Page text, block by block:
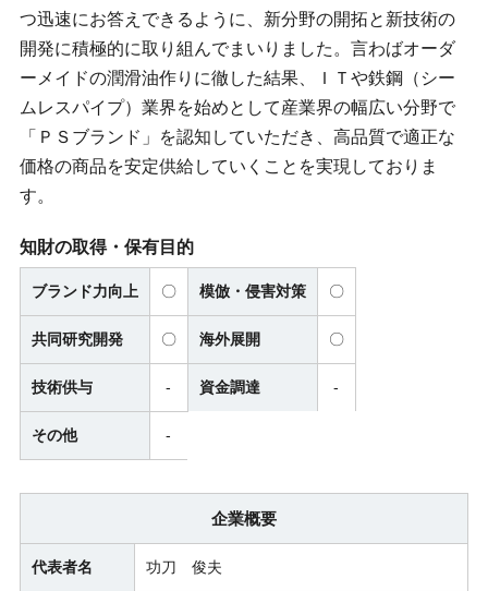
つ迅速にお答えできるように、新分野の開拓と新技術の
開発に積極的に取り組んでまいりました。言わばオーダ
ーメイドの潤滑油作りに徹した結果、ＩＴや鉄鋼（シー
ムレスパイプ）業界を始めとして産業界の幅広い分野で
「ＰＳブランド」を認知していただき、高品質で適正な
価格の商品を安定供給していくことを実現しておりま
す。
知財の取得・保有目的
ブランド力向上 〇 模倣・侵害対策 〇
共同研究開発 〇 海外展開 〇
技術供与 - 資金調達 -
その他 -
企業概要
代表者名 功刀 俊夫